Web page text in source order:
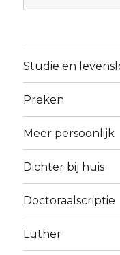
naar:
Studie en
Preken
Meer persoonlijk
Dichter bij huis
Doctoraalscriptie
Luther